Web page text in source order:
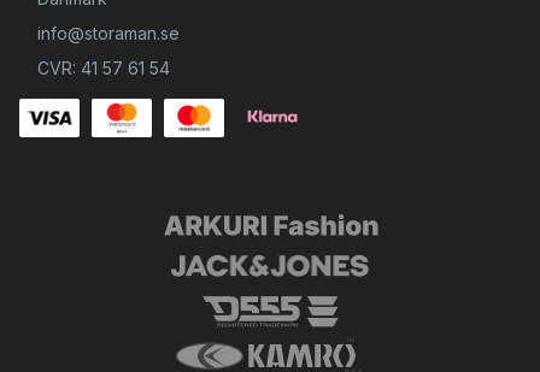
info@storaman.se
CVR: 41 57 61 54